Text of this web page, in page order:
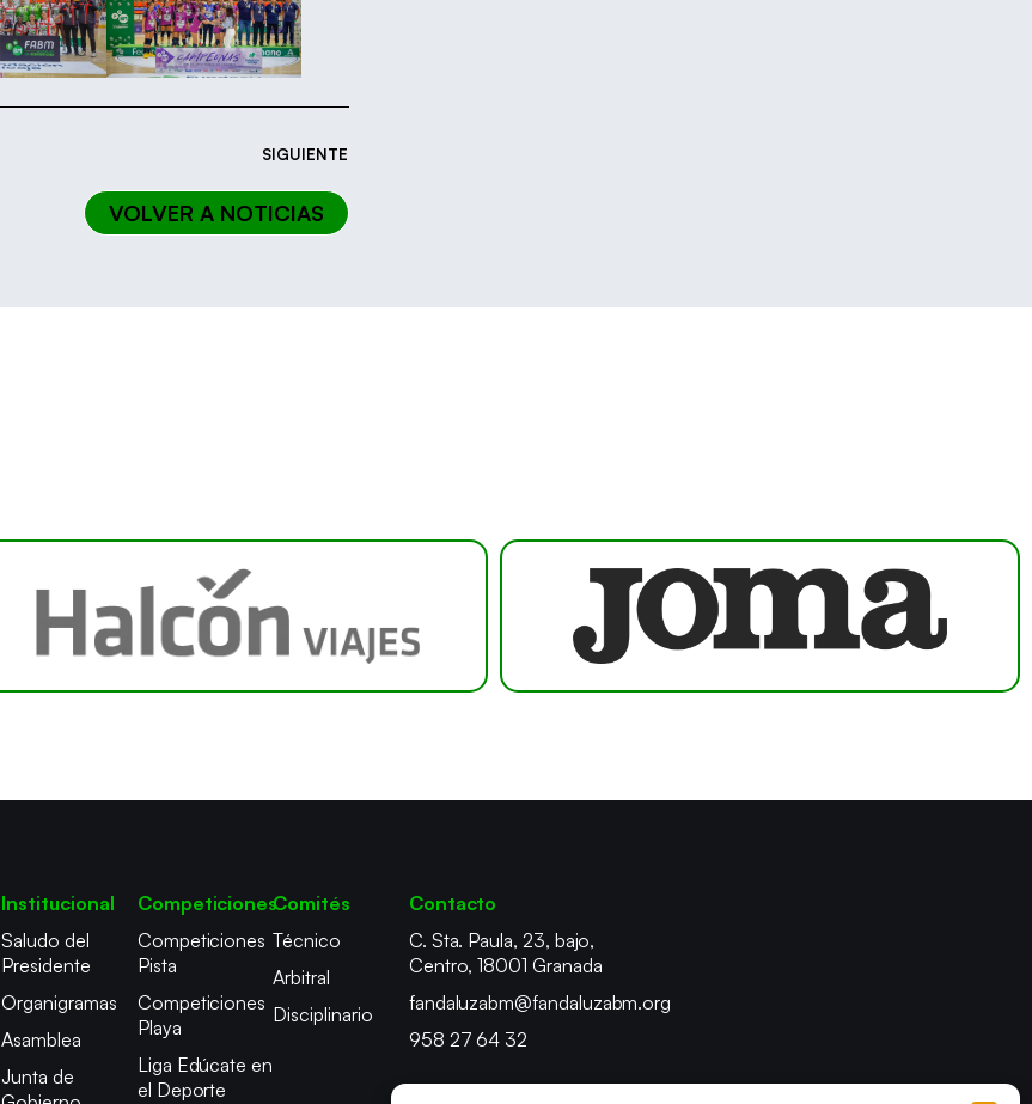
SIGUIENTE
VOLVER A NOTICIAS
Institucional
Saludo del
Presidente
Organigramas
Asamblea
Junta de
Competiciones
Competiciones
Pista
Competiciones
Playa
Liga Edúcate en
el Deporte
Comités
Técnico
Arbitral
Disciplinario
Contacto
C. Sta. Paula, 23, bajo,
Centro, 18001 Granada
fandaluzabm@fandaluzabm.org
958 27 64 32